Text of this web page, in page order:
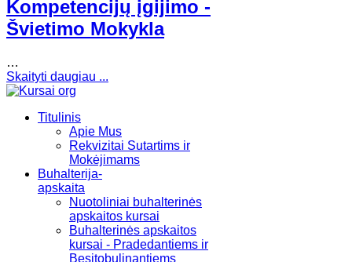
Kompetencijų įgijimo -
Švietimo Mokykla
…
Skaityti daugiau ...
Titulinis
Apie Mus
Rekvizitai Sutartims ir
Mokėjimams
Buhalterija-
apskaita
Nuotoliniai buhalterinės
apskaitos kursai
Buhalterinės apskaitos
kursai - Pradedantiems ir
Besitobulinantiems